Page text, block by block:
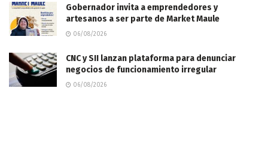
Gobernador invita a emprendedores y
artesanos a ser parte de Market Maule
06/08/2026
CNC y SII lanzan plataforma para denunciar
negocios de funcionamiento irregular
06/08/2026